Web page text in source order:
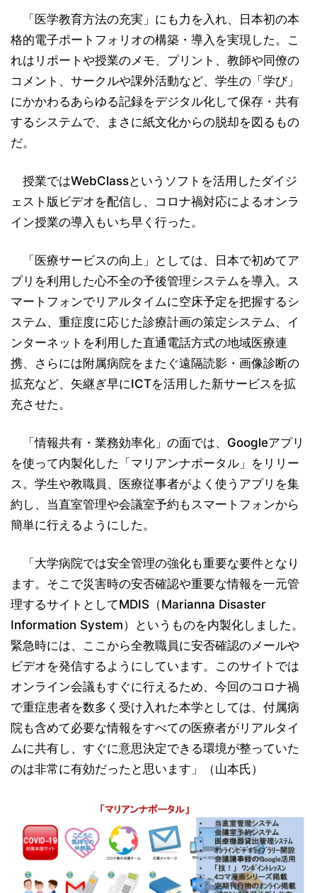
「医学教育方法の充実」にも力を入れ、日本初の本
格的電子ポートフォリオの構築・導入を実現した。こ
れはリポートや授業のメモ、プリント、教師や同僚の
コメント、サークルや課外活動など、学生の「学び」
にかかわるあらゆる記録をデジタル化して保存・共有
するシステムで、まさに紙文化からの脱却を図るもの
だ。
授業ではWebClassというソフトを活用したダイジ
ェスト版ビデオを配信し、コロナ禍対応によるオンラ
イン授業の導入もいち早く行った。
「医療サービスの向上」としては、日本で初めてア
プリを利用した心不全の予後管理システムを導入。ス
マートフォンでリアルタイムに空床予定を把握するシ
ステム、重症度に応じた診療計画の策定システム、イ
ンターネットを利用した直通電話方式の地域医療連
携、さらには附属病院をまたぐ遠隔読影・画像診断の
拡充など、矢継ぎ早にICTを活用した新サービスを拡
充させた。
「情報共有・業務効率化」の面では、Googleアプリ
を使って内製化した「マリアンナポータル」をリリー
ス。学生や教職員、医療従事者がよく使うアプリを集
約し、当直室管理や会議室予約もスマートフォンから
簡単に行えるようにした。
「大学病院では安全管理の強化も重要な要件となり
ます。そこで災害時の安否確認や重要な情報を一元管
理するサイトとしてMDIS（Marianna Disaster
Information System）というものを内製化しました。
緊急時には、ここから全教職員に安否確認のメールや
ビデオを発信するようにしています。このサイトでは
オンライン会議もすぐに行えるため、今回のコロナ禍
で重症患者を数多く受け入れた本学としては、付属病
院も含めて必要な情報をすべての医療者がリアルタイ
ムに共有し、すぐに意思決定できる環境が整っていた
のは非常に有効だったと思います」（山本氏）